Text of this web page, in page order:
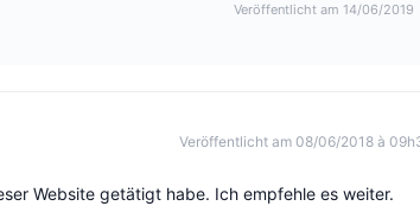
Veröffentlicht am 14/06/2019
Veröffentlicht am 08/06/2018 à
Website getätigt habe. Ich empfehle es weiter.